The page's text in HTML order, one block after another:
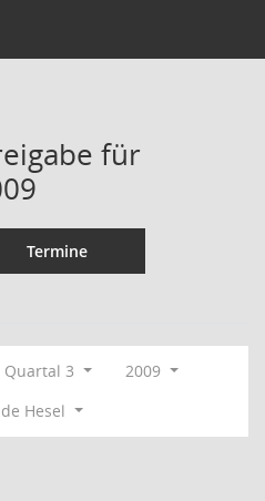
für
Termine
Quartal 3
2009
Hesel